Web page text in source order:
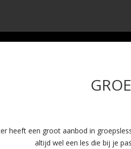
heeft een groot aanbod in
altijd wel een les die bij je